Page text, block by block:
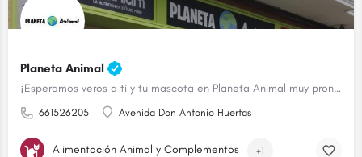
Planeta Animal
¡Esperamos veros a ti y tu mascota en Planeta Animal muy pronto!
661526205 Avenida Don Antonio Huertas
Alimentación Animal y Complementos +1